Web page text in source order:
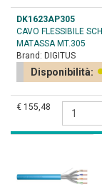
DK1623AP305
CAVO FLESSIBILE
MATASSA MT.305
Brand: DIGITUS
Disponibilità:
€ 155,48